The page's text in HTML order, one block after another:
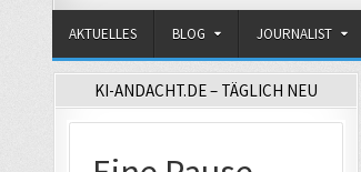
AKTUELLES BLOG JOURNALIST
KI-ANDACHT.DE – TÄGLICH NEU